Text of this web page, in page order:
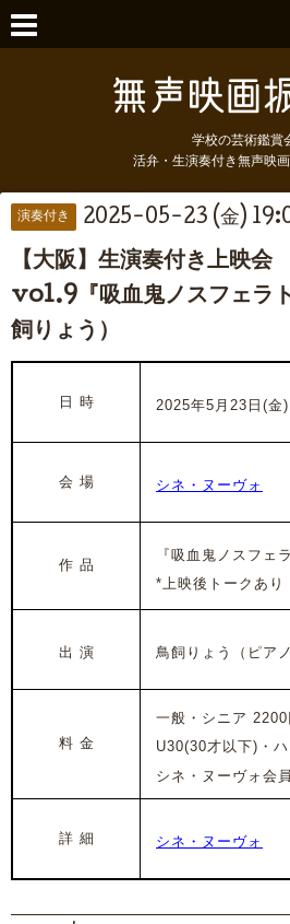
学校の芸術鑑賞
活弁・生演奏付き無声映
演奏付き 2025-05-23 (金)
【大阪】生演奏付き上映
vol.9『吸血鬼ノスフェラ
飼りょう）
日 時 2025年5月23日(金
会 場 シネ・ヌーヴォ
作 品
『吸血鬼ノスフェラ
*上映後トークあり
出 演 鳥飼りょう（ピアノ
料 金
一般・シニア 2200
U30(30才以下)・ハ
シネ・ヌーヴォ会
詳 細 シネ・ヌーヴォ